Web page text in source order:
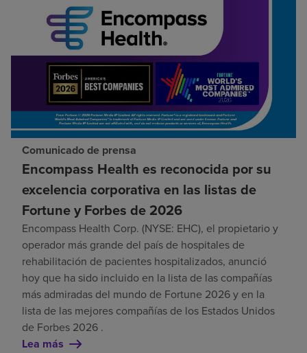
Comunicado de prensa
Encompass Health es reconocida por su
excelencia corporativa en las listas de
Fortune y Forbes de 2026
Encompass Health Corp. (NYSE: EHC), el propietario y
operador más grande del país de hospitales de
rehabilitación de pacientes hospitalizados, anunció
hoy que ha sido incluido en la lista de las compañías
más admiradas del mundo de Fortune 2026 y en la
lista de las mejores compañías de los Estados Unidos
de Forbes 2026 .
Lea más